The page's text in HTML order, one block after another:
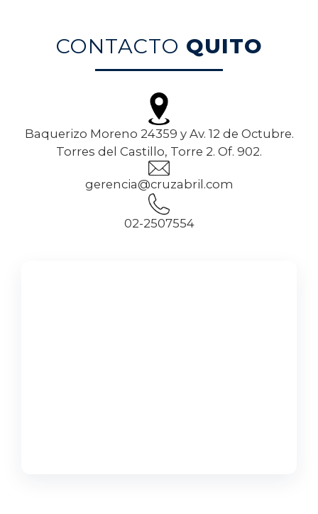
CONTACTO QUITO
Baquerizo Moreno 24359 y Av. 12 de Octubre.
Torres del Castillo, Torre 2. Of. 902.
gerencia@cruzabril.com
02-2507554